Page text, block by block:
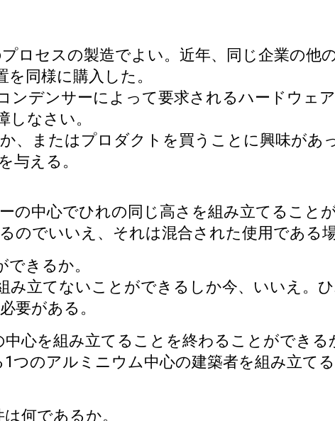
ロセスの製造でよい。近年、同じ企業の他
同様に購入した。
ンデンサーによって要求されるハードウェ
なさい。
、またはプロダクトを買うことに興味があ
与える。
中心でひれの同じ高さを組み立てることが
でいいえ、それは混合された使用である場
きるか。
み立てないことができるしか今、いいえ。
要がある。
心を組み立てることを終わることができる
のアルミニウム中心の建築者を組み立て
何であるか。